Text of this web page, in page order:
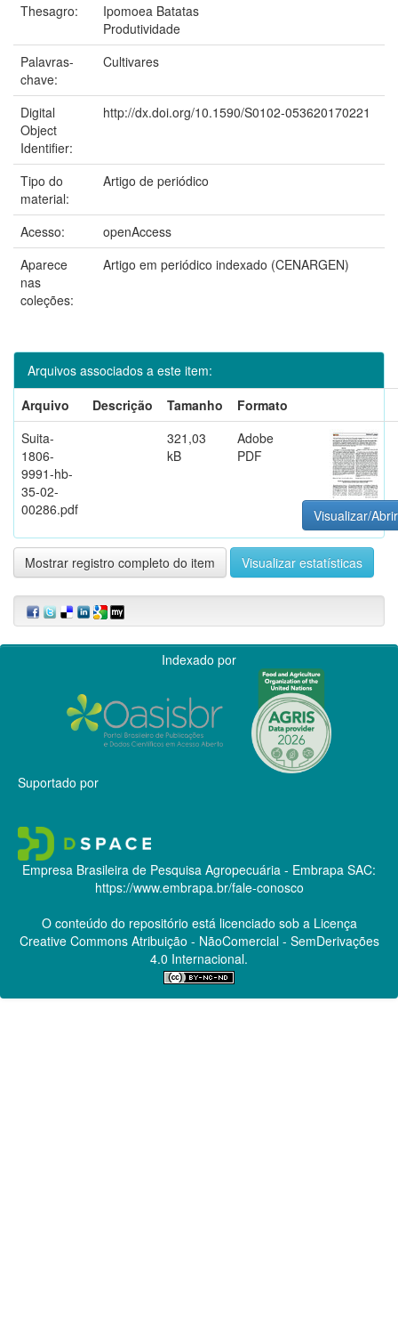
Thesagro:
Ipomoea Batatas
Produtividade
Palavras-
chave:
Cultivares
Digital
Object
Identifier:
http://dx.doi.org/10.1590/S0102-053620170221
Tipo do
material:
Artigo de periódico
Acesso:
openAccess
Aparece
nas
coleções:
Artigo em periódico indexado (CENARGEN)
Arquivos associados a este item:
Arquivo
Descrição Tamanho
Formato
Suita-
1806-
9991-hb-
35-02-
00286.pdf
321,03
kB
Adobe
PDF
Visualizar/Abrir
Mostrar registro completo do item Visualizar estatísticas
Indexado por
Suportado por
Empresa Brasileira de Pesquisa Agropecuária - Embrapa SAC:
https://www.embrapa.br/fale-conosco
O conteúdo do repositório está licenciado sob a Licença
Creative CommonsAtribuição - NãoComercial - SemDerivações
4.0 Internacional.